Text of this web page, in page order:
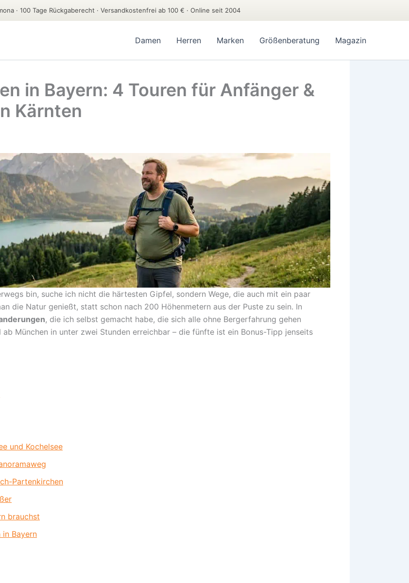
· 100 Tage Rückgaberecht · Versandkostenfrei ab 100 € · Online seit 2004
Damen Herren Marken Größenberatung Magazin
in Bayern: 4 Touren für Anfänger &
Kärnten
bin, suche ich nicht die härtesten Gipfel, sondern Wege, die auch mit ein paar
die Natur genießt, statt schon nach 200 Höhenmetern aus der Puste zu sein. In
, die ich selbst gemacht habe, die sich alle ohne Bergerfahrung gehen
München in unter zwei Stunden erreichbar – die fünfte ist ein Bonus-Tipp jenseits
und Kochelsee
Partenkirchen
brauchst
in Bayern